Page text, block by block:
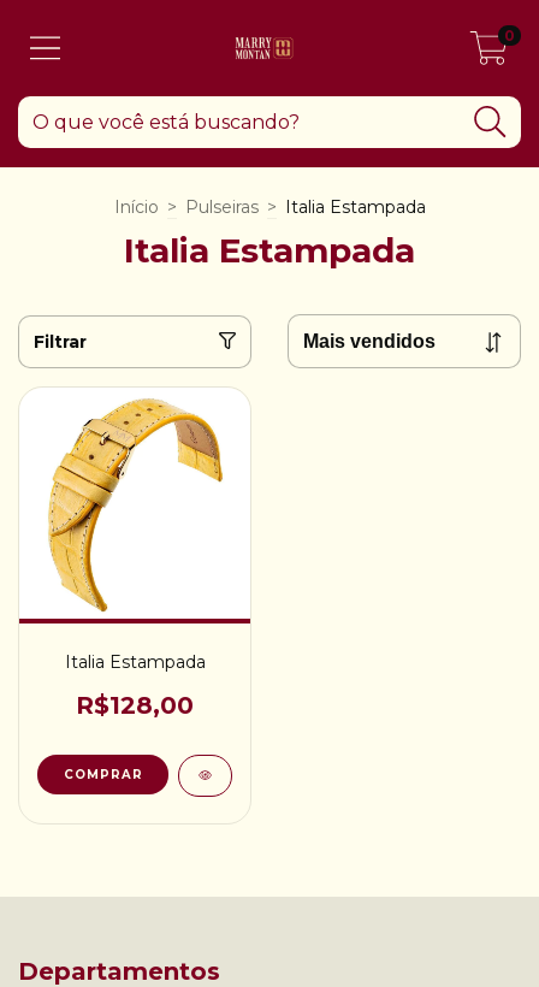
0
Início > Pulseiras > Italia Estampada
Italia Estampada
Filtrar
Italia Estampada
R$128,00
COMPRAR
Departamentos